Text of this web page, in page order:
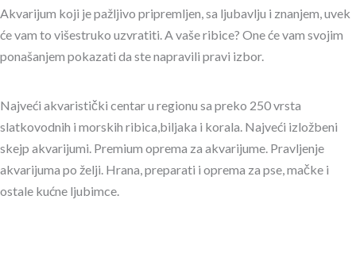
Akvarijum koji je pažljivo pripremljen, sa ljubavlju i znanjem, uvek
će vam to višestruko uzvratiti. A vaše ribice? One će vam svojim
ponašanjem pokazati da ste napravili pravi izbor.
Najveći akvaristički centar u regionu sa preko 250 vrsta
slatkovodnih i morskih ribica,biljaka i korala. Najveći izložbeni
skejp akvarijumi. Premium oprema za akvarijume. Pravljenje
akvarijuma po želji. Hrana, preparati i oprema za pse, mačke i
ostale kućne ljubimce.